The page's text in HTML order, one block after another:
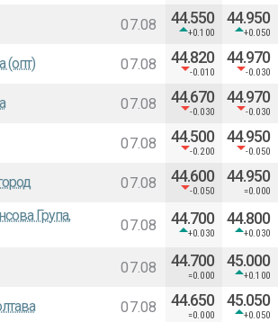
07.08 44.550
+0.100
44.950
+0.050
(опт) 07.08 44.820
-0.010
44.970
-0.030
07.08 44.670
-0.030
44.970
-0.030
07.08 44.500
-0.200
44.950
-0.050
07.08 44.600
-0.050
44.950
=0.000
Група,
07.08 44.700
+0.030
44.800
+0.030
07.08 44.700
=0.000
45.000
+0.100
07.08 44.650
=0.000
45.050
+0.050